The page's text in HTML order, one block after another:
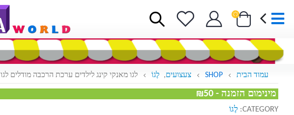
עמוד הבית SHOP צעצועים, לֶגוֹ לגו מאנקי קינג לילדים ערכת הרכבה מודלים לגו MONKEY KING
מינימום הזמנה - ₪50
CATEGORY: לֶגוֹ